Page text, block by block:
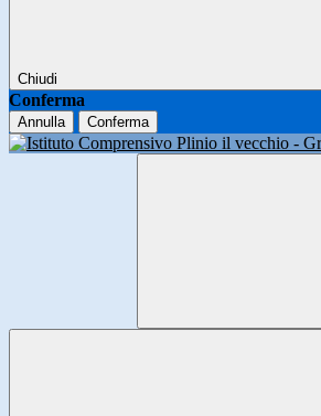
Chiudi
Conferma
Annulla Conferma